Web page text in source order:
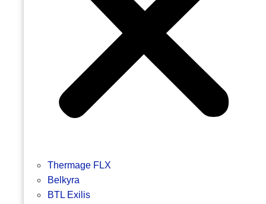
Thermage FLX
Belkyra
BTL Exilis